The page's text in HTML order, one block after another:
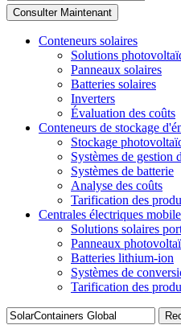
Conteneurs solaires
Solutions
Panneaux solaires
Batteries solaires
Inverters
Évaluation des coûts
Conteneurs de stockage
Stockage
Systèmes de gestion
Systèmes de batterie
Analyse des coûts
Tarification des
Centrales électriques
Solutions solaires
Panneaux
Batteries lithium-ion
Systèmes de
Tarification des